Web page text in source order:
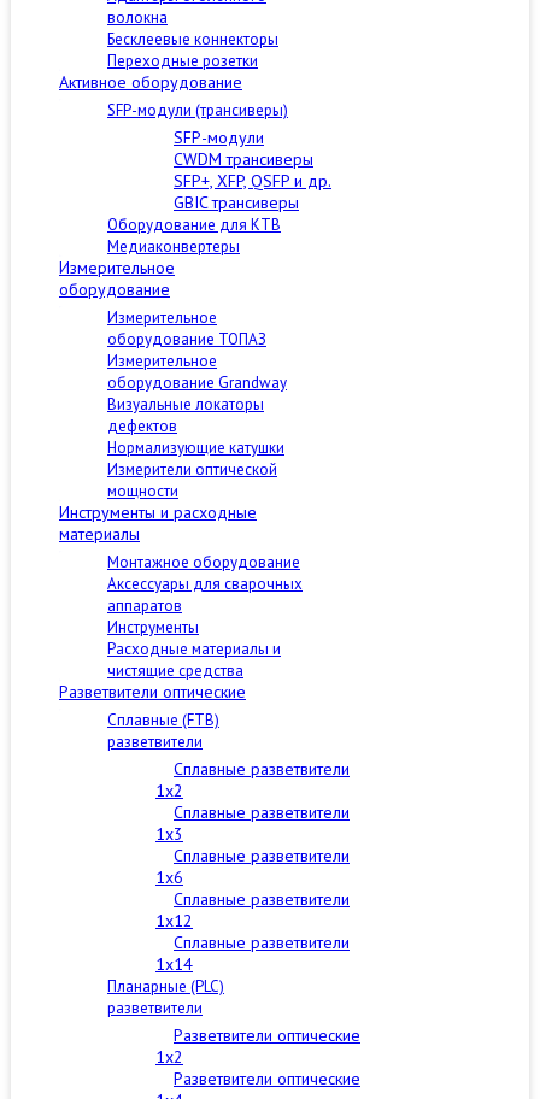
волокна
Бесклеевые коннекторы
Переходные розетки
Активное оборудование
SFP-модули (трансиверы)
SFP-модули
CWDM трансиверы
SFP+, XFP, QSFP и др.
GBIC трансиверы
Оборудование для КТВ
Медиаконвертеры
Измерительное
оборудование
Измерительное
оборудование ТОПАЗ
Измерительное
оборудование Grandway
Визуальные локаторы
дефектов
Нормализующие катушки
Измерители оптической
мощности
Инструменты и расходные
материалы
Монтажное оборудование
Аксессуары для сварочных
аппаратов
Инструменты
Расходные материалы и
чистящие средства
Разветвители оптические
Сплавные (FTB)
разветвители
Сплавные разветвители
1x2
Сплавные разветвители
1x3
Сплавные разветвители
1x6
Сплавные разветвители
1x12
Сплавные разветвители
1x14
Планарные (PLC)
разветвители
Разветвители оптические
1x2
Разветвители оптические